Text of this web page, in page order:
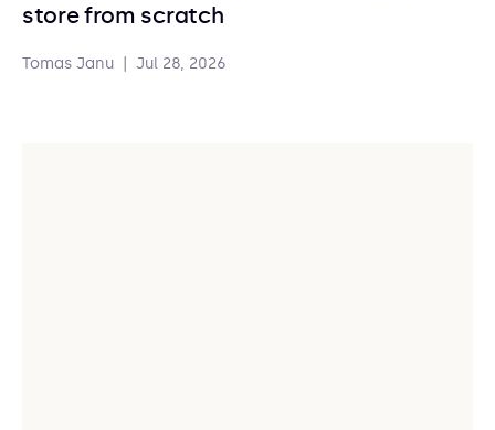
store from scratch
Tomas Janu Jul 28, 2026